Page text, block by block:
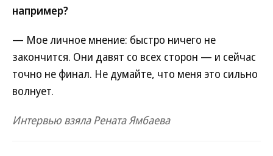
например?
— Мое личное мнение: быстро ничего не
закончится. Они давят со всех сторон — и сейчас
точно не финал. Не думайте, что меня это сильно
волнует.
Интервью взяла Рената Ямбаева